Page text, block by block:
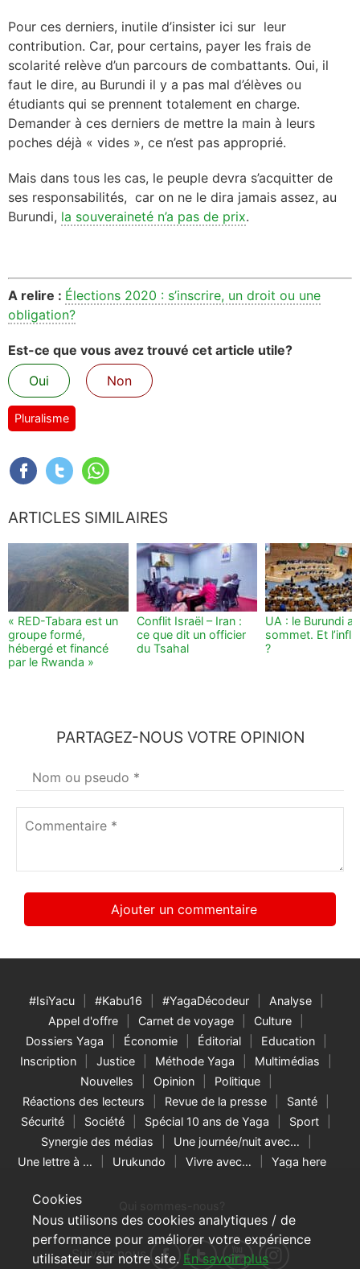
Cookies
Nous utilisons des cookies analytiques / de
performance pour améliorer votre expérience
utilisateur sur notre site. En savoir plus
Pour ces derniers, inutile d’insister ici sur leur
contribution. Car, pour certains, payer les frais de
scolarité relève d’un parcours de combattants. Oui, il
faut le dire, au Burundi il y a pas mal d’élèves ou
étudiants qui se prennent totalement en charge.
Demander à ces derniers de mettre la main à leurs
poches déjà « vides », ce n’est pas approprié.
Mais dans tous les cas, le peuple devra s’acquitter de
ses responsabilités, car on ne le dira jamais assez, au
Burundi, la souveraineté n’a pas de prix.
A relire : Élections 2020 : s’inscrire, un droit ou une
obligation?
Est-ce que vous avez trouvé cet article utile?
Oui
Non
Pluralisme
ARTICLES SIMILAIRES
« RED-Tabara est un
groupe formé,
hébergé et financé
par le Rwanda »
Conflit Israël – Iran :
ce que dit un officier
du Tsahal
UA : le Burundi au
sommet. Et
?
PARTAGEZ-NOUS VOTRE OPINION
Votre
nom*
#IsiYacu #Kabu16 #YagaDécodeur
Analyse
Appel d'offre
Carnet de voyage
Culture
Dossiers Yaga
Économie Éditorial
Education
Inscription
Justice Méthode Yaga
Multimédias
Nouvelles
Opinion
Politique
Réactions des lecteurs
Revue de la presse
Santé
Sécurité
Société Spécial 10 ans de Yaga
Sport
Synergie des médias
Une journée/nuit avec…
Une lettre à …
Urukundo Vivre avec… Yaga here
Suivez-nous